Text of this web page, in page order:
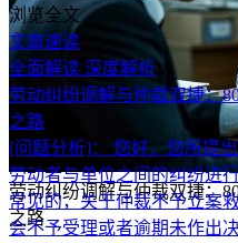
劳动纠纷调解与仲裁双捷：
之路
浏览全文
文章速读
全面解读 深度解析
劳动纠纷调解与仲裁双捷：
之路
[问题分析]：
您好，您所提
劳动者与单位之间的纠纷进
常见的，关于仲裁不予立案
会不予受理或者逾期未作出